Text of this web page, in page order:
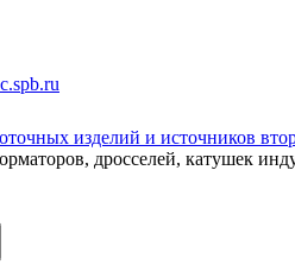
дросселей, катушек